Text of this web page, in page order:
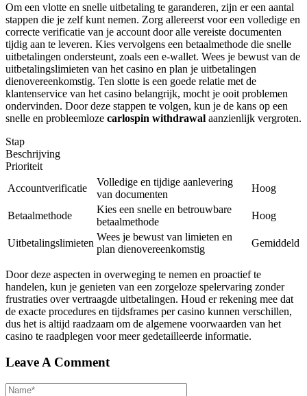
Om een vlotte en snelle uitbetaling te garanderen, zijn er een aantal
stappen die je zelf kunt nemen. Zorg allereerst voor een volledige en
correcte verificatie van je account door alle vereiste documenten
tijdig aan te leveren. Kies vervolgens een betaalmethode die snelle
uitbetalingen ondersteunt, zoals een e-wallet. Wees je bewust van de
uitbetalingslimieten van het casino en plan je uitbetalingen
dienovereenkomstig. Ten slotte is een goede relatie met de
klantenservice van het casino belangrijk, mocht je ooit problemen
ondervinden. Door deze stappen te volgen, kun je de kans op een
snelle en probleemloze carlospin withdrawal aanzienlijk vergroten.
Stap
Beschrijving
Prioriteit
Accountverificatie
Volledige en tijdige aanlevering
van documenten
Hoog
Betaalmethode
Kies een snelle en betrouwbare
betaalmethode
Hoog
Uitbetalingslimieten
Wees je bewust van limieten en
plan dienovereenkomstig
Gemiddeld
Door deze aspecten in overweging te nemen en proactief te
handelen, kun je genieten van een zorgeloze spelervaring zonder
frustraties over vertraagde uitbetalingen. Houd er rekening mee dat
de exacte procedures en tijdsframes per casino kunnen verschillen,
dus het is altijd raadzaam om de algemene voorwaarden van het
casino te raadplegen voor meer gedetailleerde informatie.
Leave A Comment